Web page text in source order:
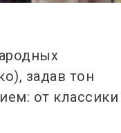
задав тон
от классики